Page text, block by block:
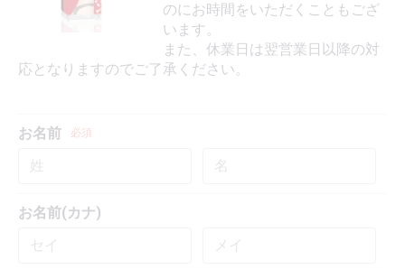
のにお時間をいただくこともござ
います。
また、休業日は翌営業日以降の対
応となりますのでご了承ください。
お名前 必須
お名前(カナ)